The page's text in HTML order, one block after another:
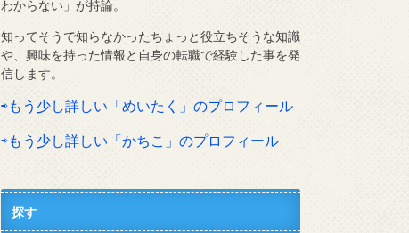
わからない」が持論。
知ってそうで知らなかったちょっと役立ちそうな知識
や、興味を持った情報と自身の転職で経験した事を発
信します。
⇨もう少し詳しい「めいたく」のプロフィール
⇨もう少し詳しい「かちこ」のプロフィール
探す